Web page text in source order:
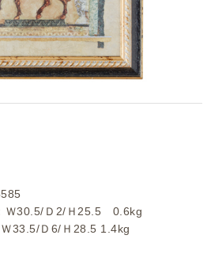
Ｗ30.5/Ｄ2/Ｈ25.5 0.6kg
33.5/Ｄ6/Ｈ28.5 1.4kg